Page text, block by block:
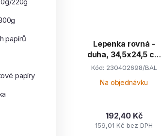
papírů
papíry
Lepenka rovná -
duha, 34,5x24,5 cm
(E-Welle)
Kód: 230402698/BAL
Na objednávku
159,01 Kč bez DPH
192,40 Kč